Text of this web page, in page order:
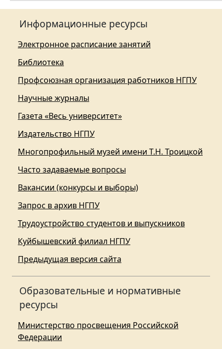
Информационные ресурсы
Электронное расписание занятий
Библиотека
Профсоюзная организация работников НГПУ
Научные журналы
Газета «Весь университет»
Издательство НГПУ
Многопрофильный музей имени Т.Н. Троицкой
Часто задаваемые вопросы
Вакансии (конкурсы и выборы)
Запрос в архив НГПУ
Трудоустройство студентов и выпускников
Куйбышевский филиал НГПУ
Предыдущая версия сайта
Образовательные и нормативные
ресурсы
Министерство просвещения Российской
Федерации